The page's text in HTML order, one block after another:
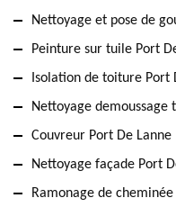
Nettoyage et pose de
Peinture sur tuile Port
Isolation de toiture Port
Nettoyage demoussage
Couvreur Port De Lanne
Nettoyage façade Port
Ramonage de